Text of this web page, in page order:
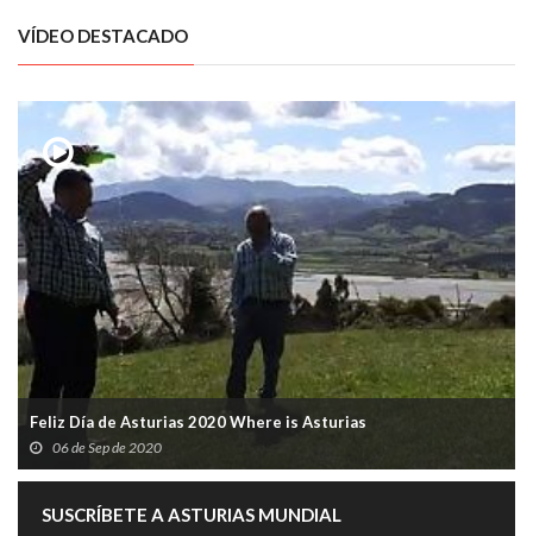
VÍDEO DESTACADO
Feliz Día de Asturias 2020 Where is Asturias
06 de Sep de 2020
SUSCRÍBETE A ASTURIAS MUNDIAL